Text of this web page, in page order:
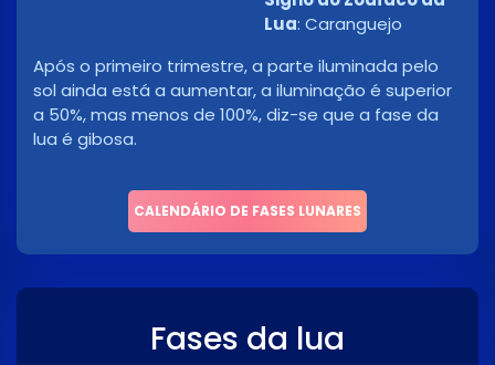
Lua: Caranguejo
Após o primeiro trimestre, a parte iluminada pelo
sol ainda está a aumentar, a iluminação é superior
a 50%, mas menos de 100%, diz-se que a fase da
lua é gibosa.
CALENDÁRIO DE FASES LUNARES
Fases da lua